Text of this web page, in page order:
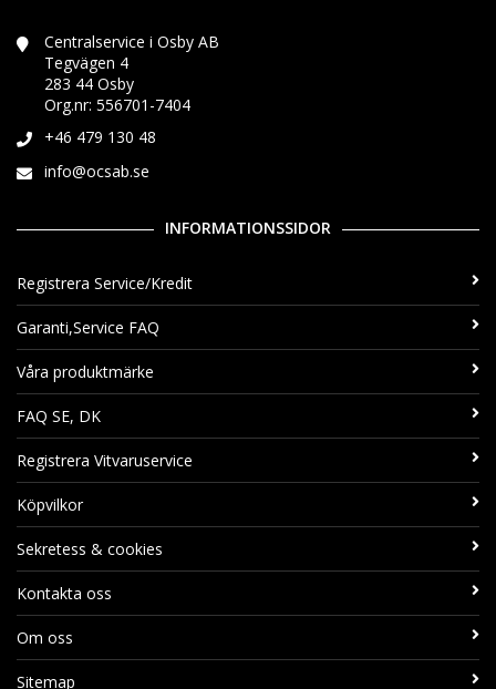
Centralservice i Osby AB
Tegvägen 4
283 44 Osby
Org.nr: 556701-7404
+46 479 130 48
info@ocsab.se
INFORMATIONSSIDOR
Registrera Service/Kredit
Garanti,Service FAQ
Våra produktmärke
FAQ SE, DK
Registrera Vitvaruservice
Köpvilkor
Sekretess & cookies
Kontakta oss
Om oss
Sitemap